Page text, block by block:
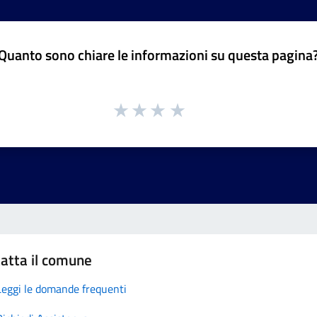
sono chiare le informazioni su questa
il comune
le domande frequenti